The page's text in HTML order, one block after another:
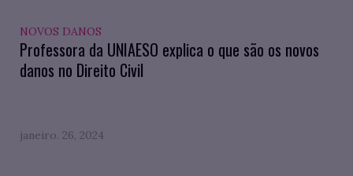
NOVOS DANOS
Professora da UNIAESO explica o que são os novos
danos no Direito Civil
janeiro. 26, 2024